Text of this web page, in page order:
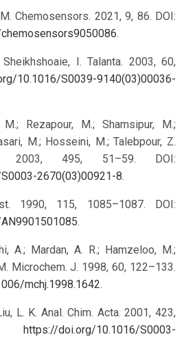
Chemosensors. 2021, 9, 86. DOI:
.
I. Talanta. 2003, 60,
10.1016/S0039-9140(03)00036-
Rezapour, M.; Shamsipur, M.;
M.; Hosseini, M.; Talebpour, Z.
2003, 495, 51–59. DOI:
2670(03)00921-8.
1990, 115, 1085–1087. DOI:
.
A.; Mardan, A. R.; Hamzeloo, M.;
Microchem. J. 1998, 60, 122–133.
mchj.1998.1642.
L. K. Anal. Chim. Acta. 2001, 423,
https://doi.org/10.1016/S0003-